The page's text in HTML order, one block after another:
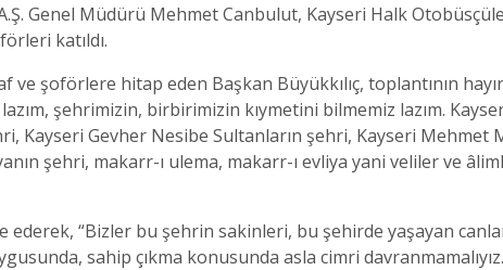
Genel Müdürü Mehmet Canbulut, Kayseri Halk
katıldı.
şoförlere hitap eden Başkan Büyükkılıç, toplantının
şehrimizin, birbirimizin kıymetini bilmemiz lazım.
Kayseri Gevher Nesibe Sultanların şehri, Kayseri Mehmet
şehri, makarr-ı ulema, makarr-ı evliya yani veliler ve
ederek, “Bizler bu şehrin sakinleri, bu şehirde yaşayan
sahip çıkma konusunda asla cimri